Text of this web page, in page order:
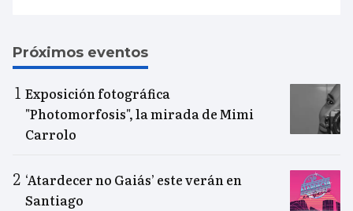
Próximos eventos
Exposición fotográfica
"Photomorfosis", la mirada de Mimi
Carrolo
‘Atardecer no Gaiás’ este verán en
Santiago